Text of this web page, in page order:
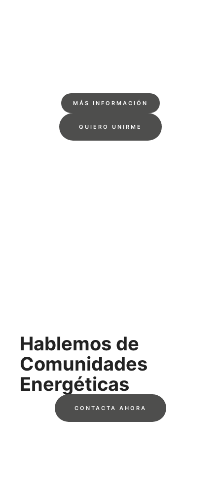
MÁS INFORMACIÓN
QUIERO UNIRME
Hablemos de
Comunidades
Energéticas
CONTACTA AHORA